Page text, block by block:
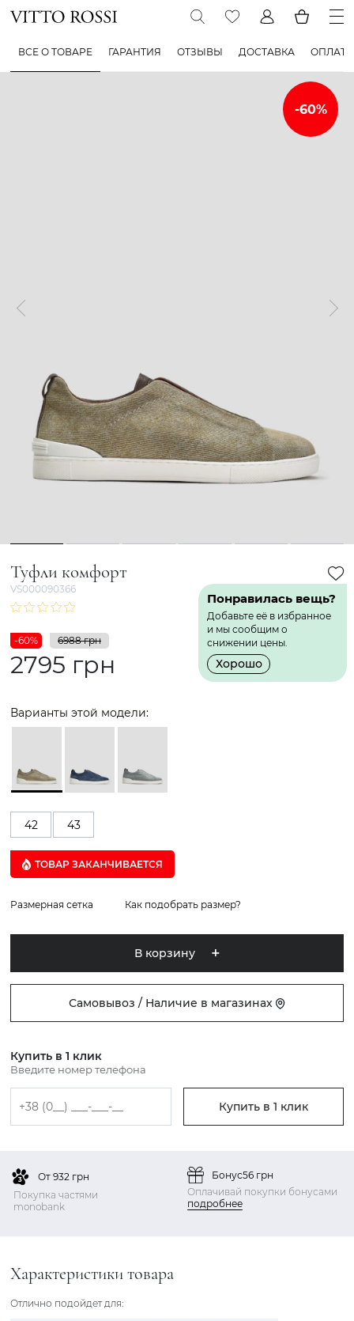
ВСЕ О ТОВАРЕ ГАРАНТИЯ ОТЗЫВЫ ДОСТАВКА ОПЛАТА
1 2 3 4 5 6
Туфли комфорт
VS000090366
Понравилась вещь?
Добавьте её в избранное
и мы сообщим о
снижении цены.
Хорошо
-60% 6988 грн
2795 грн
Варианты этой модели:
42 43
ТОВАР ЗАКАНЧИВАЕТСЯ
Размерная сетка Как подобрать размер?
В корзину
Самовывоз / Наличие в магазинах
Купить в 1 клик
Введите номер телефона
Купить в 1 клик
От 932 грн
Покупка частями
monobank
Бонус56 грн
Оплачивай покупки бонусами
подробнее
Характеристики товара
Отлично подойдет для: